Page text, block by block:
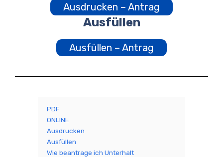
Ausdrucken – Antrag
Ausfüllen
Ausfüllen – Antrag
PDF
ONLINE
Ausdrucken
Ausfüllen
Wie beantrage ich Unterhalt